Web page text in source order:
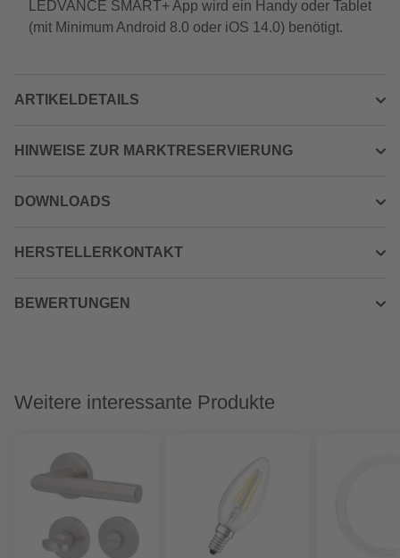
LEDVANCE SMART+ App wird ein Handy oder Tablet
(mit Minimum Android 8.0 oder iOS 14.0) benötigt.
ARTIKELDETAILS
HINWEISE ZUR MARKTRESERVIERUNG
DOWNLOADS
HERSTELLERKONTAKT
BEWERTUNGEN
Weitere interessante Produkte